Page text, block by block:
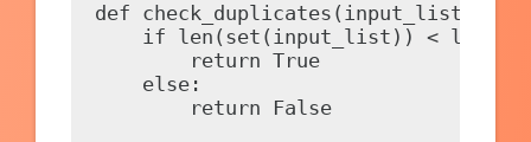
def check_duplicates(input_list):
if len(set(input_list)) <
        return True
    else:
        return False